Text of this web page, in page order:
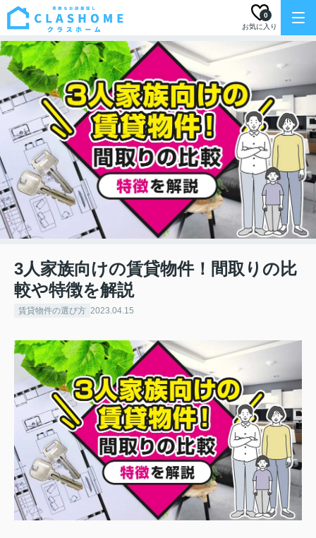
お気に入り
0
3人家族向けの賃貸物件！間取りの比
較や特徴を解説
賃貸物件の選び方 2023.04.15